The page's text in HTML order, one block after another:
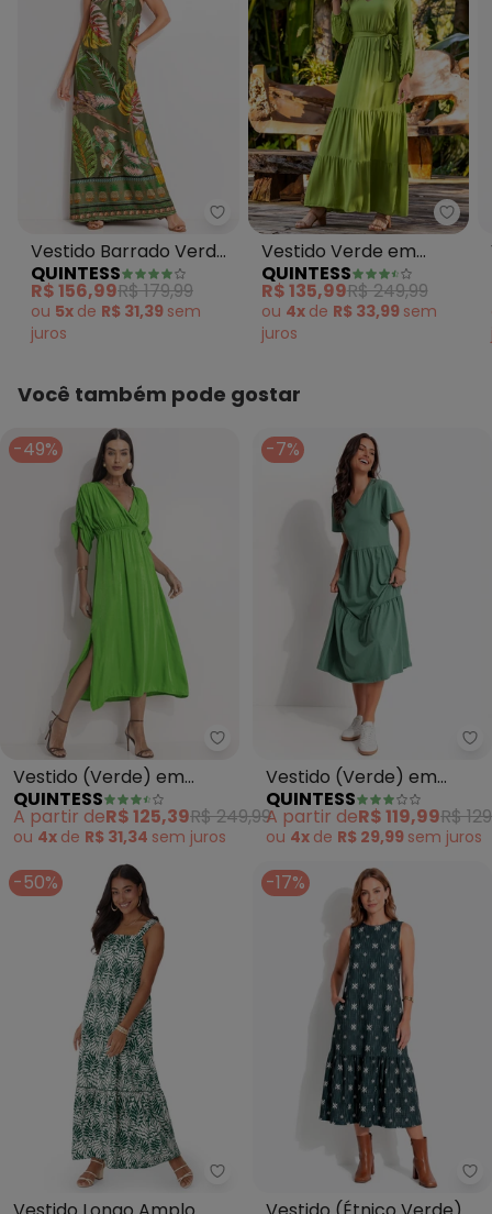
Quintess - Vestido Barrado
Vestido Barrado Verde
em Malha Fria
QUINTESS
R$ 156,99R$ 179,99
ou 5x de R$ 31,39 sem
juros
Vestido Verde em
Viscose Plana
QUINTESS
R$ 135,99R$ 249,99
ou 4x de R$ 33,99 sem
juros
Você também pode gostar
-49%
Quintess - Vestido (Verde) em
Vestido (Verde) em
Tecido Acetinado de
Viscose
QUINTESS
A partir deR$ 125,39R$ 249,99
ou 4x de R$ 31,34 sem juros
-7%
Vestido (Verde) em
Malha de Algodão
QUINTESS
A partir deR$ 119,99R$
ou 4x de R$ 29,99 sem juros
-50%
Malwee - Vestido Longo
-17%